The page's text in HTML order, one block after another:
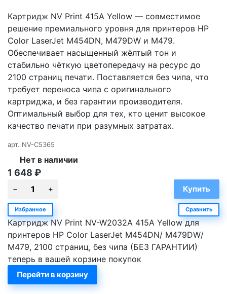
Картридж NV Print 415A Yellow — совместимое
решение премиального уровня для принтеров HP
Color LaserJet M454DN, M479DW и M479.
Обеспечивает насыщенный жёлтый тон и
стабильно чёткую цветопередачу на ресурс до
2100 страниц печати. Поставляется без чипа, что
требует переноса чипа с оригинального
картриджа, и без гарантии производителя.
Оптимальный выбор для тех, кто ценит высокое
качество печати при разумных затратах.
арт. NV-C5365
Нет в наличии
1 648 ₽
Избранное Сравнить
Картридж NV Print NV-W2032A 415A Yellow для
принтеров HP Color LaserJet M454DN/ M479DW/
M479, 2100 страниц, без чипа (БЕЗ ГАРАНТИИ)
теперь в вашей корзине покупок
Перейти в корзину